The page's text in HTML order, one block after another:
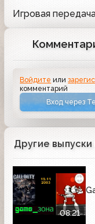
Игровая
Войдите или
комментарий
Вход через
Другие
08:21